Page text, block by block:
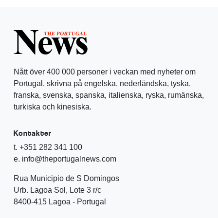
Nått över 400 000 personer i veckan med nyheter om
Portugal, skrivna på engelska, nederländska, tyska,
franska, svenska, spanska, italienska, ryska, rumänska,
turkiska och kinesiska.
Kontakter
t. +351 282 341 100
e. info@theportugalnews.com
Rua Municipio de S Domingos
Urb. Lagoa Sol, Lote 3 r/c
8400-415 Lagoa - Portugal